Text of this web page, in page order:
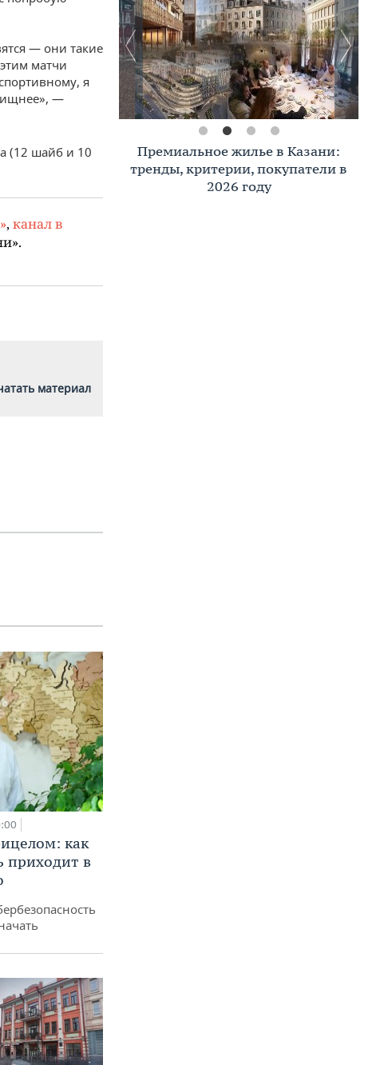
— они такие
матчи
я
—
(12 шайб и 10
, канал в
материал
как
приходит в
Премиальное жилье в Казани:
тренды, критерии, покупатели в
2026 году